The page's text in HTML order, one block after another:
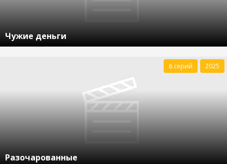
Чужие деньги
Разочарованные
8 серий 2025